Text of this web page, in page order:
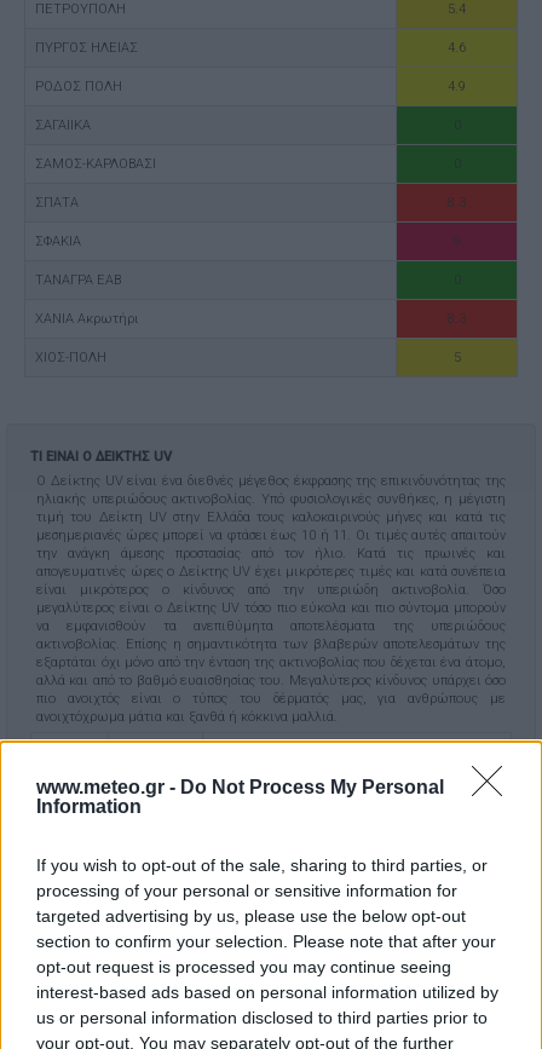
www.meteo.gr - Do Not Process My Personal
Information
If you wish to opt-out of the sale, sharing to third parties, or
processing of your personal or sensitive information for
targeted advertising by us, please use the below opt-out
section to confirm your selection. Please note that after your
opt-out request is processed you may continue seeing
interest-based ads based on personal information utilized by
us or personal information disclosed to third parties prior to
your opt-out. You may separately opt-out of the further
ΠΕΤΡΟΥΠΟΛΗ 5.4
ΠΥΡΓΟΣ ΗΛΕΙΑΣ 4.6
ΡΟΔΟΣ ΠΟΛΗ 4.9
ΣΑΓΑΙΙΚΑ
ΣΑΜΟΣ-ΚΑΡΛΟΒΑΣΙ
ΣΠΑΤΑ 8.3
ΣΦΑΚΙΑ 9
ΤΑΝΑΓΡΑ ΕΑΒ
ΧΑΝΙΑ Ακρωτήρι 8.3
ΧΙΟΣ-ΠΟΛΗ 5
ΤΙ ΕΙΝΑΙ Ο ΔΕΙΚΤΗΣ UV
Ο Δείκτης UV είναι ένα διεθνές μέγεθος έκφρασης της επικινδυνότητας της
ηλιακής υπεριώδους ακτινοβολίας. Υπό φυσιολογικές συνθήκες, η μέγιστη
τιμή του Δείκτη UV στην Ελλάδα τους καλοκαιρινούς μήνες και κατά τις
μεσημεριανές ώρες μπορεί να φτάσει έως 10 ή 11. Οι τιμές αυτές απαιτούν
την ανάγκη άμεσης προστασίας από τον ήλιο. Κατά τις πρωινές και
απογευματινές ώρες ο Δείκτης UV έχει μικρότερες τιμές και κατά συνέπεια
είναι μικρότερος ο κίνδυνος από την υπεριώδη ακτινοβολία. Όσο
μεγαλύτερος είναι ο Δείκτης UV τόσο πιο εύκολα και πιο σύντομα μπορούν
να εμφανισθούν τα ανεπιθύμητα αποτελέσματα της υπεριώδους
ακτινοβολίας. Επίσης η σημαντικότητα των βλαβερών αποτελεσμάτων της
εξαρτάται όχι μόνο από την ένταση της ακτινοβολίας που δέχεται ένα άτομο,
αλλά και από το βαθμό ευαισθησίας του. Μεγαλύτερος κίνδυνος υπάρχει όσο
πιο ανοιχτός είναι ο τύπος του δέρματός μας, για ανθρώπους με
ανοιχτόχρωμα μάτια και ξανθά ή κόκκινα μαλλιά.
3.0-5.9 Μέτριος
6.0-7.9 Υψηλός
Χρήση αντηλιακού (δείκτης >15) / καπέλου /
γυαλιών ηλίου / ρούχων.
Έξτρα προστασία των μικρών παιδιών - μικρές
χρονικά εκθέσεις.
Πολύ
υψηλός
Χρήση αντηλιακού (δείκτης >15) / καπέλου /
γυαλιών ηλίου / ρούχων.
Προσπαθήστε να αποφύγετε τον ήλιο τις ώρες
μεταξύ 11π.μ. με 3 μ.μ.